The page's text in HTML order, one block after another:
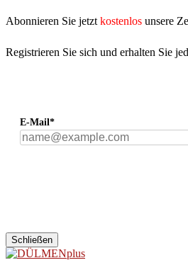
Abonnieren Sie jetzt kostenlos unsere
Registrieren Sie sich und erhalten Sie
E-Mail*
Schließen